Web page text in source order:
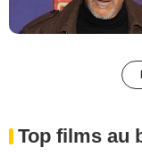
Top films au